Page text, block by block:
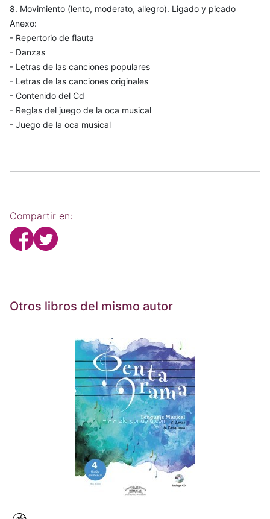
8. Movimiento (lento, moderato, allegro). Ligado y picado
Anexo:
- Repertorio de flauta
- Danzas
- Letras de las canciones populares
- Letras de las canciones originales
- Contenido del Cd
- Reglas del juego de la oca musical
- Juego de la oca musical
Compartir en:
Otros libros del mismo autor